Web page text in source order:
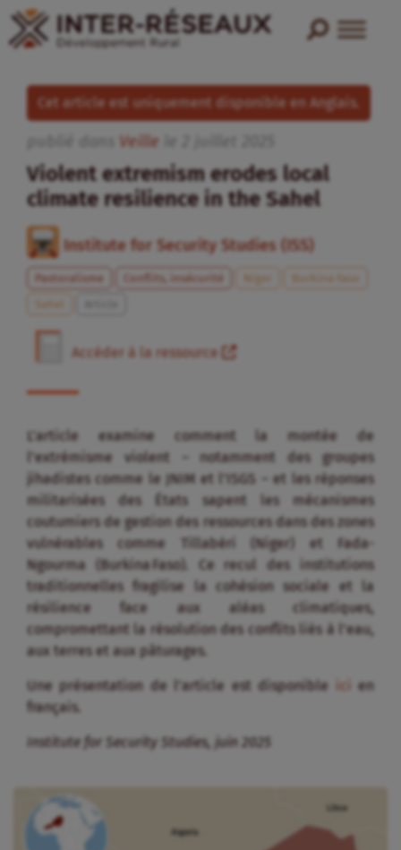
Cet article est uniquement disponible en Anglais.
Veille
Violent extremism erodes local
climate resilience in the Sahel
Institute for Security Studies (ISS)
Pastoralisme Conflits, insécurité Niger
Burkina Faso
Sahel
Accéder à la ressource
L’article examine comment la montée de
l’extrémisme violent – notamment des groupes
jihadistes comme le JNIM et l’ISGS – et les réponses
militarisées des États sapent les mécanismes
coutumiers de gestion des ressources dans des zones
vulnérables comme Tillabéri (Niger) et Fada-
Ngourma (Burkina Faso). Ce recul des institutions
traditionnelles fragilise la cohésion sociale et la
résilience face aux aléas climatiques,
compromettant la résolution des conflits liés à l’eau,
aux terres et aux pâturages.
Une présentation de l’article est disponible ici
en
français.
Institute for Security Studies, juin 2025